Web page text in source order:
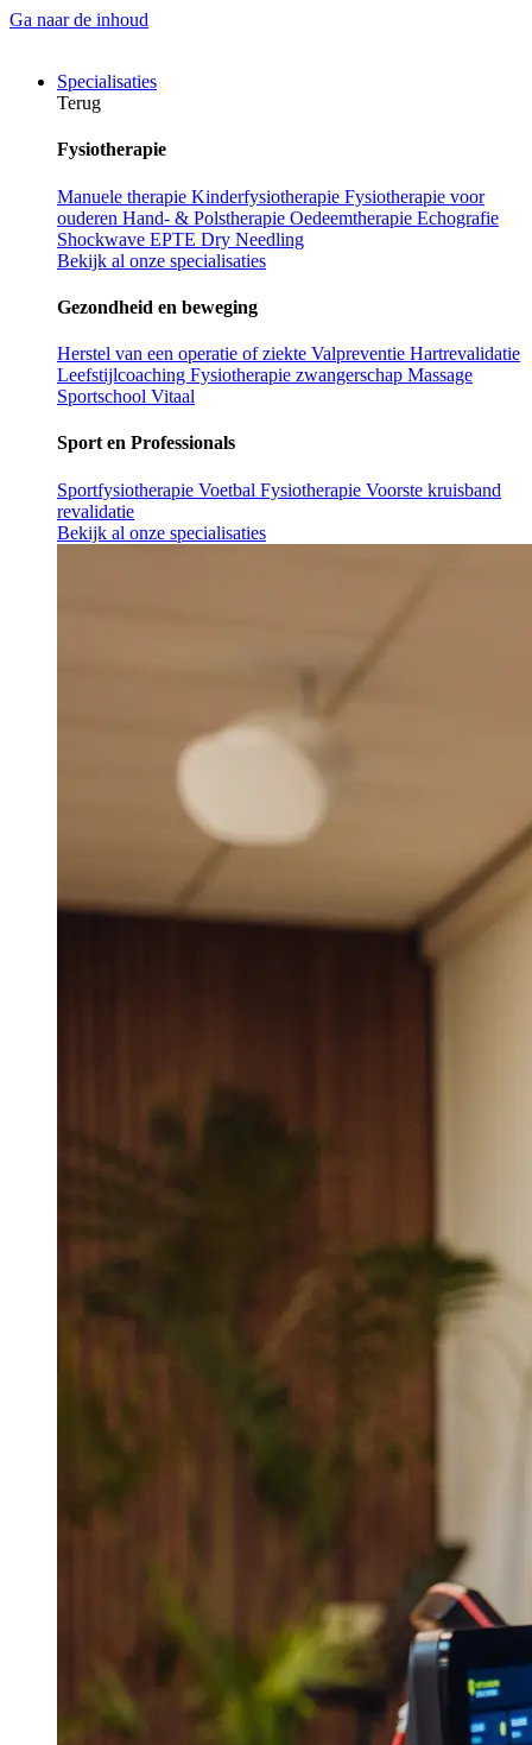
Ga naar de inhoud
Specialisaties
Terug
Fysiotherapie
Manuele therapie Kinderfysiotherapie Fysiotherapie voor
ouderen Hand- & Polstherapie Oedeemtherapie Echografie
Shockwave EPTE Dry Needling
Bekijk al onze specialisaties
Gezondheid en beweging
Herstel van een operatie of ziekte Valpreventie Hartrevalidatie
Leefstijlcoaching Fysiotherapie zwangerschap Massage
Sportschool Vitaal
Sport en Professionals
Sportfysiotherapie Voetbal Fysiotherapie Voorste kruisband
revalidatie
Bekijk al onze specialisaties